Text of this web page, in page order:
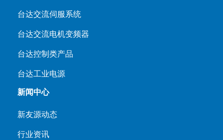
台达交流伺服系统
台达交流电机变频器
台达控制类产品
台达工业电源
新闻中心
新友源动态
行业资讯